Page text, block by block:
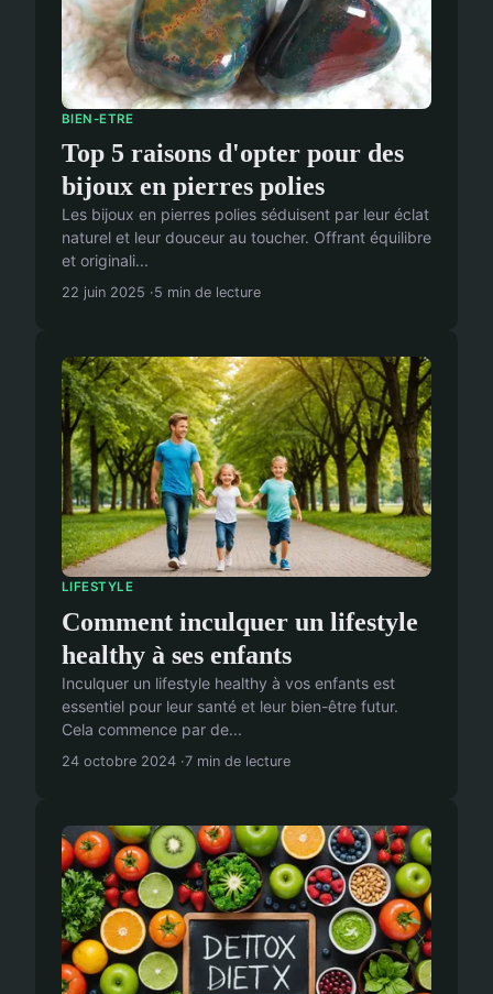
BIEN-ETRE
Top 5 raisons d'opter pour des
bijoux en pierres polies
Les bijoux en pierres polies séduisent par leur éclat
naturel et leur douceur au toucher. Offrant équilibre
et originali...
22 juin 2025 5 min de lecture
LIFESTYLE
Comment inculquer un lifestyle
healthy à ses enfants
Inculquer un lifestyle healthy à vos enfants est
essentiel pour leur santé et leur bien-être futur.
Cela commence par de...
24 octobre 2024 7 min de lecture